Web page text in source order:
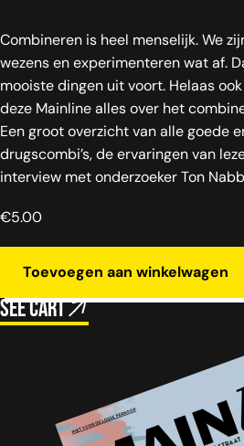
Combineren is heel menselijk. We
wezens en experimenteren wat af.
mooiste dingen uit voort. Helaas
deze Mainline alles over het
Een groot overzicht van alle goede
drugscombi’s, de ervaringen van
interview met onderzoeker Ton
€5.00
Toevoegen aan winkelwagen
See cart